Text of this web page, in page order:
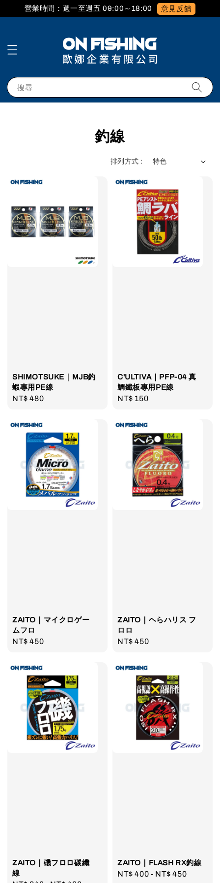
營業時間：週一至週五 09:00～18:00 意見反饋
搜尋
釣線
排列方式 :
SHIMOTSUKE｜MJB釣
蝦專用PE線
Regular
NT$ 480
C'ULTIVA｜PFP-04 真
鯛鐵板專用PE線
Regular
NT$ 150
ZAITO｜マイクロゲー
ムフロ
Regular
NT$ 450
ZAITO｜ヘらハリス フ
ロロ
Regular
NT$ 450
ZAITO｜磯フロロ碳纖
線
ZAITO｜FLASH RX釣線
Regular
NT$ 400 - NT$ 450